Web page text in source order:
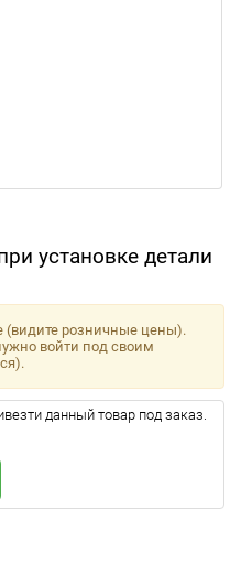
установке детали
(видите розничные цены).
войти под своим
данный товар под заказ.